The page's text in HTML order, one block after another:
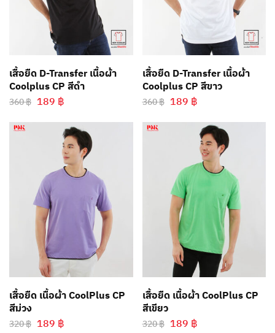
เสื้อยืด D-Transfer เนื้อผ้า
Coolplus CP สีดำ
360฿ 189 ฿
เสื้อยืด D-Transfer เนื้อผ้า
Coolplus CP สีขาว
360฿ 189 ฿
เสื้อยืด เนื้อผ้า CoolPlus CP
สีม่วง
320฿ 189 ฿
เสื้อยืด เนื้อผ้า CoolPlus CP
สีเขียว
320฿ 189 ฿